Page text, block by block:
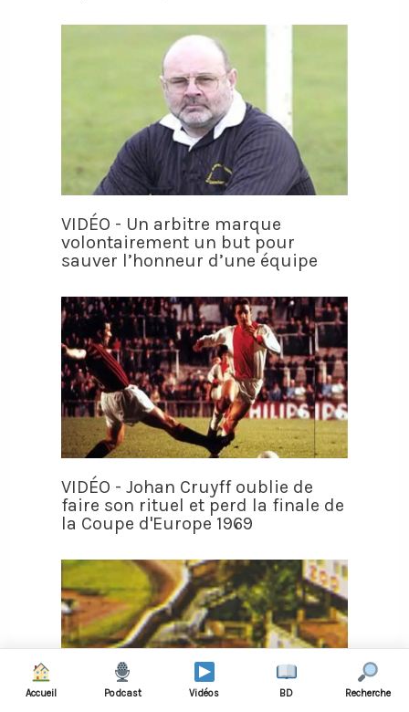
VIDÉO - Un arbitre marque
volontairement un but pour
sauver l’honneur d’une équipe
VIDÉO - Johan Cruyff oublie de
faire son rituel et perd la finale de
la Coupe d'Europe 1969
Accueil Podcast Vidéos BD Recherche